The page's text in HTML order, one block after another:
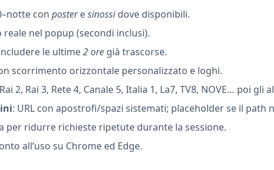
conposteresinossidove disponibili.
reale nel popup (secondi inclusi).
le ultime2 ore già trascorse.
scorrimento orizzontale personalizzato e loghi.
2, Rai 3, Rete 4, Canale 5, Italia 1, La7, TV8, NOVE… poi gli
: URL con apostrofi/spazi sistemati; placeholder se il path
per ridurre richieste ripetute durante la sessione.
all’uso su Chrome ed Edge.